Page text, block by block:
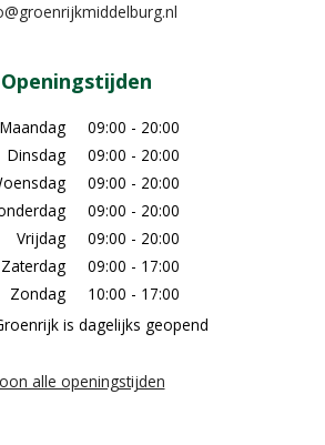
Openingstijden
Maandag
09:00 - 20:00
Dinsdag
09:00 - 20:00
09:00 - 20:00
09:00 - 20:00
Vrijdag
09:00 - 20:00
Zaterdag
09:00 - 17:00
Zondag
10:00 - 17:00
is dagelijks geopend
alle openingstijden